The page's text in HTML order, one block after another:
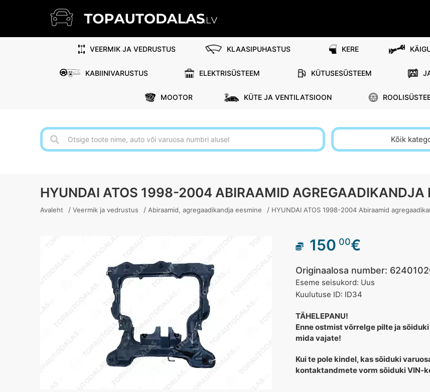
VEERMIK JA VEDRUSTUS KLAASIPUHASTUS KERE
KABIINIVARUSTUS ELEKTRISÜSTEEM KÜTUSESÜSTEEM
MOOTOR KÜTE JA VENTILATSIOON
Kõik
HYUNDAI ATOS 1998-2004 ABIRAAMID AGREGAADIKANDJA
Avaleht / Veermik ja vedrustus / Abiraamid, agregaadikandja eesmine / HYUNDAI ATOS 1998-2004 Abiraamid
150 00€
Originaalosa number:
Eseme seisukord: Uus
Kuulutuse ID: ID34
TÄHELEPANU!
Enne ostmist võrrelge pilte ja
mida vajate!
Kui te pole kindel, kas sõiduki
kontaktandmete vorm sõiduki VIN-